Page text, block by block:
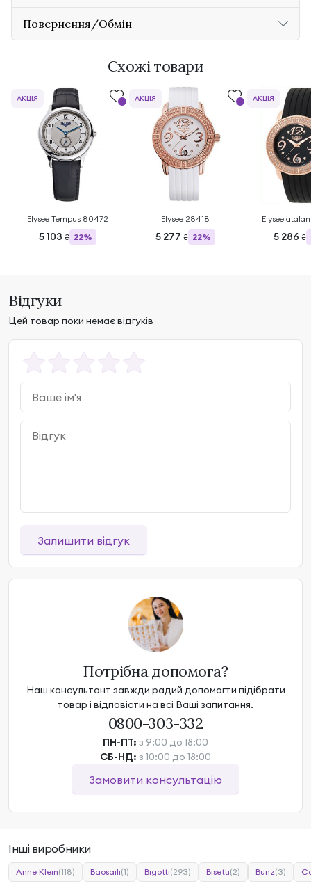
Повернення/Обмін
Схожі товари
Elysee Tempus 80472
5 103 ₴ 22%
АКЦІЯ
Elysee 28418
5 277 ₴ 22%
АКЦІЯ
Elysee
5 286 ₴
АКЦІЯ
Відгуки
Цей товар поки немає відгуків
Залишити відгук
Потрібна допомога?
Наш консультант завжди радий допомогти підібрати
товар і відповісти на всі Ваші запитання.
0800-303-332
ПН-ПТ: з 9:00 до 18:00
СБ-НД: з 10:00 до 18:00
Замовити консультацію
Інші виробники
Anne Klein(118) Baosaili(1) Bigotti(293) Bisetti(2) Bunz(3)